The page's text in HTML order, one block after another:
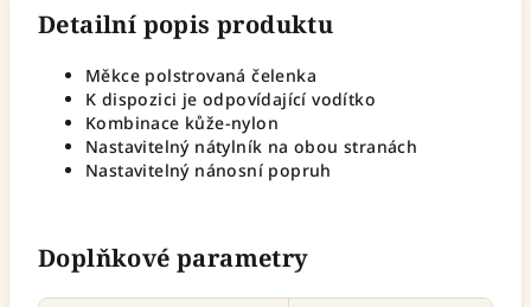
Detailní popis produktu
Měkce polstrovaná čelenka
K dispozici je odpovídající vodítko
Kombinace kůže-nylon
Nastavitelný nátylník na obou stranách
Nastavitelný nánosní popruh
Doplňkové parametry